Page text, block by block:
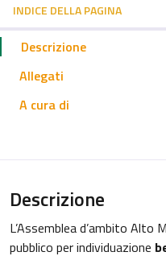
INDICE DELLA PAGINA
Descrizione
Allegati
A cura di
Descrizione
L’Assemblea d’ambito Alto
pubblico per individuazione